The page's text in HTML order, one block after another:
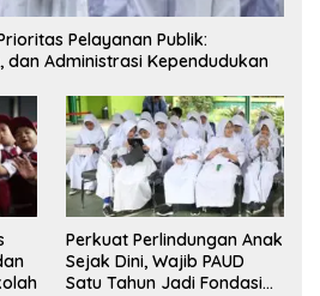
Pelayanan Publik:
dan Administrasi Kependudukan
Perkuat Perlindungan Anak
Sejak Dini, Wajib PAUD
Satu Tahun Jadi Fondasi